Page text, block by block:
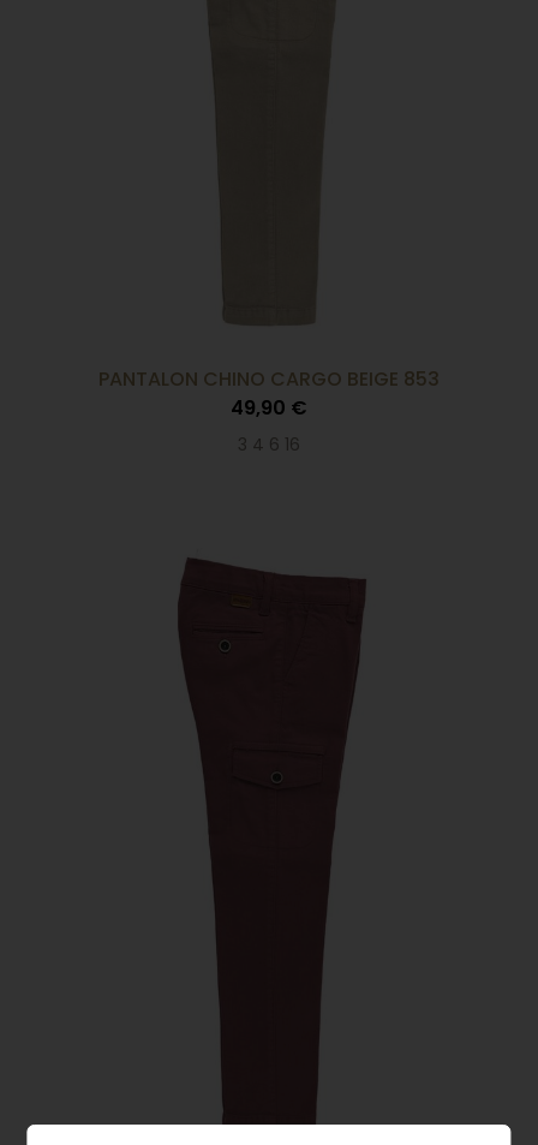
PANTALON CHINO CARGO BEIGE 853
49,90 €
3 4 6 16